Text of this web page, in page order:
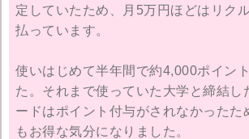
定していたため、月5万円ほどはリク
払っています。
使いはじめて半年間で約4,000ポイン
た。それまで使っていた大学と締結し
ードはポイント付与がされなかったた
もお得な気分になりました。